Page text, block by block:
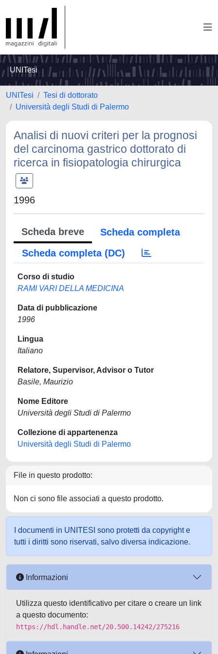
UNITesi
UNITesi
Tesi di dottorato
Università degli Studi di Palermo
Analisi di nuovi criteri per la prognosi
del carcinoma gastrico dottorato di
ricerca in fisiopatologia chirurgica
1996
Scheda breve
Scheda completa
Scheda completa (DC)
Corso di studio
RAMI VARI DELLA MEDICINA
Data di pubblicazione
1996
Lingua
Italiano
Relatore, Supervisor, Advisor o Tutor
Basile, Maurizio
Nome Editore
Università degli Studi di Palermo
Collezione di appartenenza
Università degli Studi di Palermo
File in questo prodotto:
Non ci sono file associati a questo prodotto.
I documenti in UNITESI sono protetti da copyright e
tutti i diritti sono riservati, salvo diversa indicazione.
Informazioni
Utilizza questo identificativo per citare o creare un link
a questo documento:
https://hdl.handle.net/20.500.14242/275216